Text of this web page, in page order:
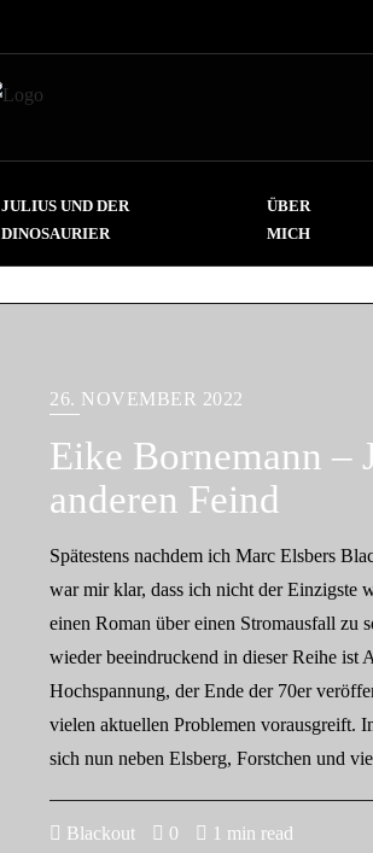
JULIUS UND DER
DINOSAURIER
ÜBER
MICH
26. NOVEMBER 2022
Eike Bornemann –
anderen Feind
Spätestens nachdem ich Marc Elsbers
war mir klar, dass ich nicht der Einzigste
einen Roman über einen Stromausfall zu
wieder beeindruckend in dieser Reihe ist
Hochspannung, der Ende der 70er
vielen aktuellen Problemen vorausgreift.
sich nun neben Elsberg, Forstchen und
Blackout 0 1 min read